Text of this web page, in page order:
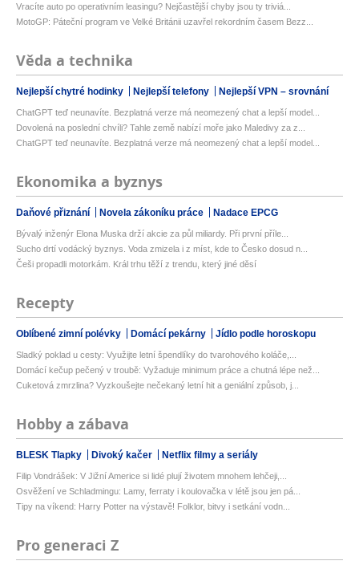
Vracíte auto po operativním leasingu? Nejčastější chyby jsou ty triviá...
MotoGP: Páteční program ve Velké Británii uzavřel rekordním časem Bezz...
Věda a technika
Nejlepší chytré hodinky Nejlepší telefony Nejlepší VPN – srovnání
ChatGPT teď neunavíte. Bezplatná verze má neomezený chat a lepší model...
Dovolená na poslední chvíli? Tahle země nabízí moře jako Maledivy za z...
ChatGPT teď neunavíte. Bezplatná verze má neomezený chat a lepší model...
Ekonomika a byznys
Daňové přiznání Novela zákoníku práce Nadace EPCG
Bývalý inženýr Elona Muska drží akcie za půl miliardy. Při první příle...
Sucho drtí vodácký byznys. Voda zmizela i z míst, kde to Česko dosud n...
Češi propadli motorkám. Král trhu těží z trendu, který jiné děsí
Recepty
Oblíbené zimní polévky Domácí pekárny Jídlo podle horoskopu
Sladký poklad u cesty: Využijte letní špendlíky do tvarohového koláče,...
Domácí kečup pečený v troubě: Vyžaduje minimum práce a chutná lépe než...
Cuketová zmrzlina? Vyzkoušejte nečekaný letní hit a geniální způsob, j...
Hobby a zábava
BLESK Tlapky Divoký kačer Netflix filmy a seriály
Filip Vondrášek: V Jižní Americe si lidé plují životem mnohem lehčeji,...
Osvěžení ve Schladmingu: Lamy, ferraty i koulovačka v létě jsou jen pá...
Tipy na víkend: Harry Potter na výstavě! Folklor, bitvy i setkání vodn...
Pro generaci Z